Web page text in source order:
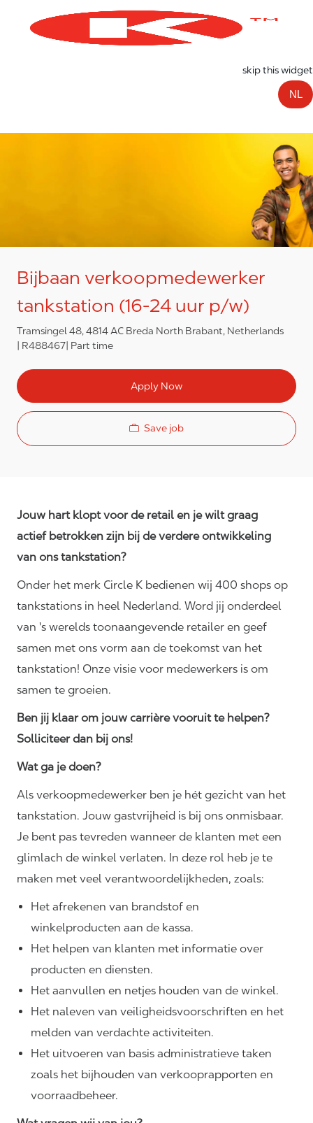
skip this widget
NL
Bijbaan verkoopmedewerker
tankstation (16-24 uur p/w)
Tramsingel 48, 4814 AC Breda North Brabant, Netherlands
R488467 Part time
Apply Now
Save job
Jouw hart klopt voor de retail en je wilt graag
actief betrokken zijn bij de verdere ontwikkeling
van ons tankstation?
Onder het merk Circle K bedienen wij 400 shops op
tankstations in heel Nederland. Word jij onderdeel
van 's werelds toonaangevende retailer en geef
samen met ons vorm aan de toekomst van het
tankstation! Onze visie voor medewerkers is om
samen te groeien.
Ben jij klaar om jouw carrière vooruit te helpen?
Solliciteer dan bij ons!
Wat ga je doen?
Als verkoopmedewerker ben je hét gezicht van het
tankstation. Jouw gastvrijheid is bij ons onmisbaar.
Je bent pas tevreden wanneer de klanten met een
glimlach de winkel verlaten. In deze rol heb je te
maken met veel verantwoordelijkheden, zoals:
Het afrekenen van brandstof en
winkelproducten aan de kassa.
Het helpen van klanten met informatie over
producten en diensten.
Het aanvullen en netjes houden van de winkel.
Het naleven van veiligheidsvoorschriften en het
melden van verdachte activiteiten.
Het uitvoeren van basis administratieve taken
zoals het bijhouden van verkooprapporten en
voorraadbeheer.